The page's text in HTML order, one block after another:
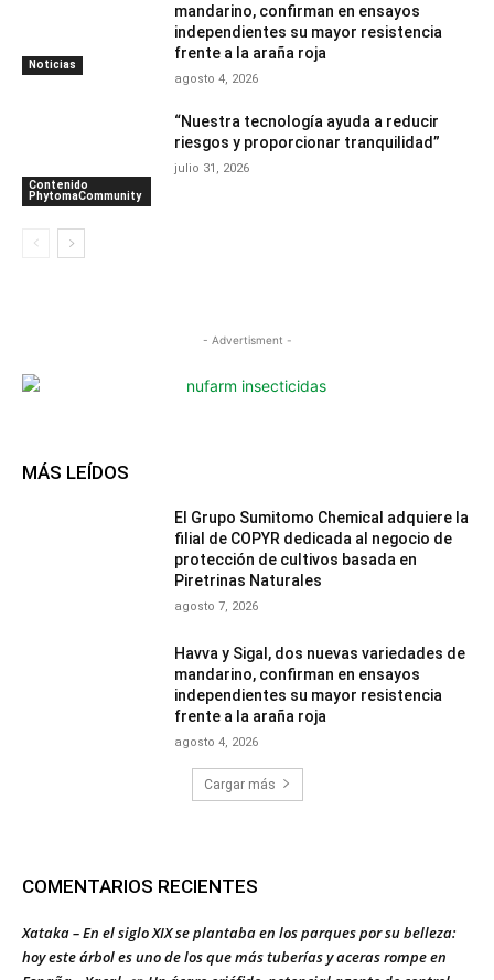
Noticias
mandarino, confirman en ensayos
independientes su mayor resistencia
frente a la araña roja
agosto 4, 2026
Contenido
PhytomaCommunity
“Nuestra tecnología ayuda a reducir
riesgos y proporcionar tranquilidad”
julio 31, 2026
- Advertisment -
MÁS LEÍDOS
El Grupo Sumitomo Chemical adquiere la
filial de COPYR dedicada al negocio de
protección de cultivos basada en
Piretrinas Naturales
agosto 7, 2026
Havva y Sigal, dos nuevas variedades de
mandarino, confirman en ensayos
independientes su mayor resistencia
frente a la araña roja
agosto 4, 2026
Cargar más
COMENTARIOS RECIENTES
Xataka – En el siglo XIX se plantaba en los parques por su belleza:
hoy este árbol es uno de los que más tuberías y aceras rompe en